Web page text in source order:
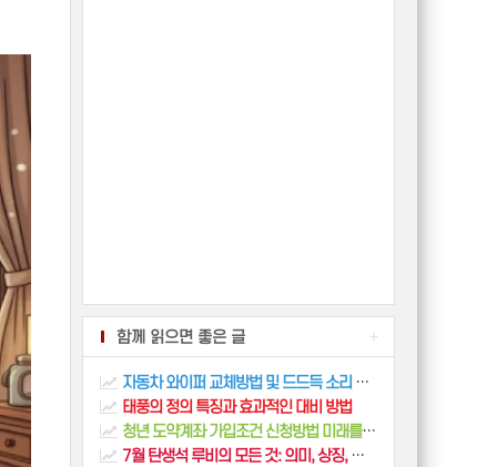
+
함께 읽으면 좋은 글
자동차 와이퍼 교체방법 및 드드득 소리 완벽 해결
태풍의 정의 특징과 효과적인 대비 방법
청년 도약계좌 가입조건 신청방법 미래를 위한 스마트한 투자
7월 탄생석 루비의 모든 것: 의미, 상징, 관리법 총정리